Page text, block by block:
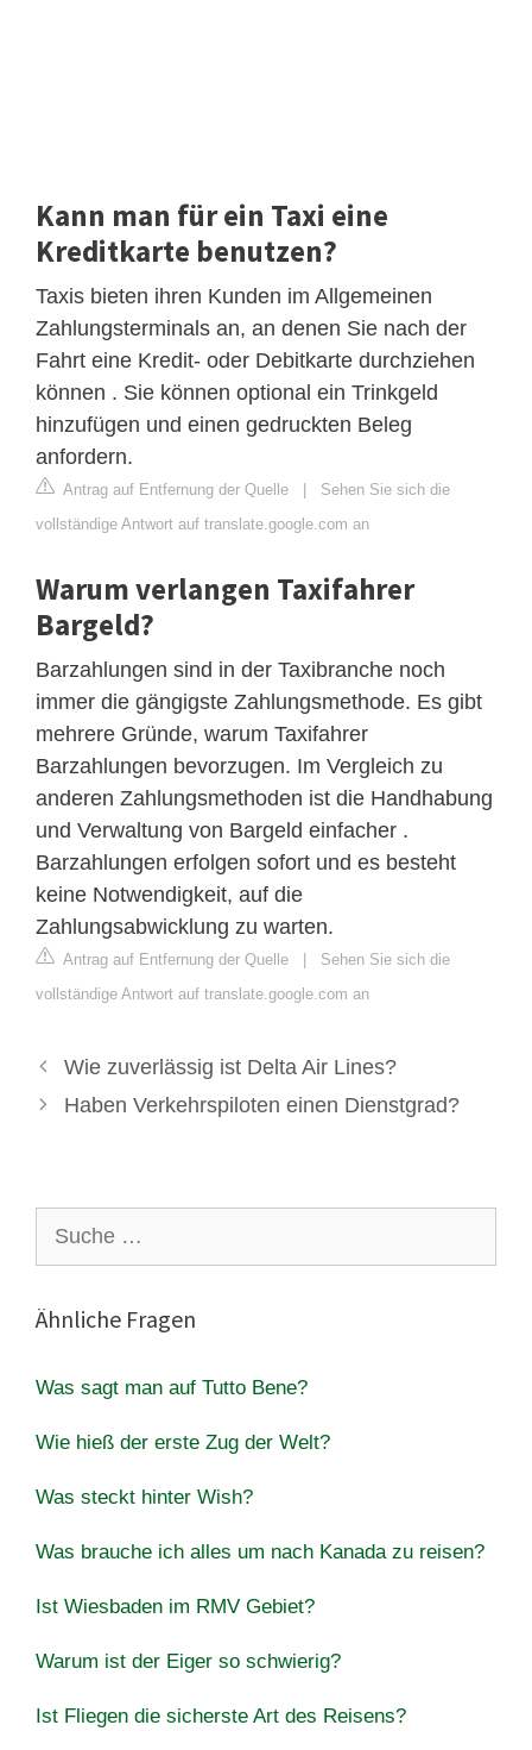
Kann man für ein Taxi eine
Kreditkarte benutzen?
Taxis bieten ihren Kunden im Allgemeinen
Zahlungsterminals an, an denen Sie nach der
Fahrt eine Kredit- oder Debitkarte durchziehen
können . Sie können optional ein Trinkgeld
hinzufügen und einen gedruckten Beleg
anfordern.
Antrag auf Entfernung der Quelle | Sehen Sie sich die
vollständige Antwort auf translate.google.com an
Warum verlangen Taxifahrer
Bargeld?
Barzahlungen sind in der Taxibranche noch
immer die gängigste Zahlungsmethode. Es gibt
mehrere Gründe, warum Taxifahrer
Barzahlungen bevorzugen. Im Vergleich zu
anderen Zahlungsmethoden ist die Handhabung
und Verwaltung von Bargeld einfacher .
Barzahlungen erfolgen sofort und es besteht
keine Notwendigkeit, auf die
Zahlungsabwicklung zu warten.
Antrag auf Entfernung der Quelle | Sehen Sie sich die
vollständige Antwort auf translate.google.com an
Wie zuverlässig ist Delta Air Lines?
Haben Verkehrspiloten einen Dienstgrad?
nach:
Ähnliche Fragen
Was sagt man auf Tutto Bene?
Wie hieß der erste Zug der Welt?
Was steckt hinter Wish?
Was brauche ich alles um nach Kanada zu reisen?
Ist Wiesbaden im RMV Gebiet?
Warum ist der Eiger so schwierig?
Ist Fliegen die sicherste Art des Reisens?